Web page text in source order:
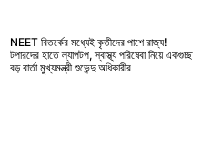
NEET বিতর্কের মধ্যেই কৃতীদের পাশে রাজ্য!
টপারদের হাতে ল্যাপটপ, স্বাস্থ্য পরিষেবা নিয়ে একগুচ্ছ
বড় বার্তা মুখ্যমন্ত্রী শুভেন্দু অধিকারীর